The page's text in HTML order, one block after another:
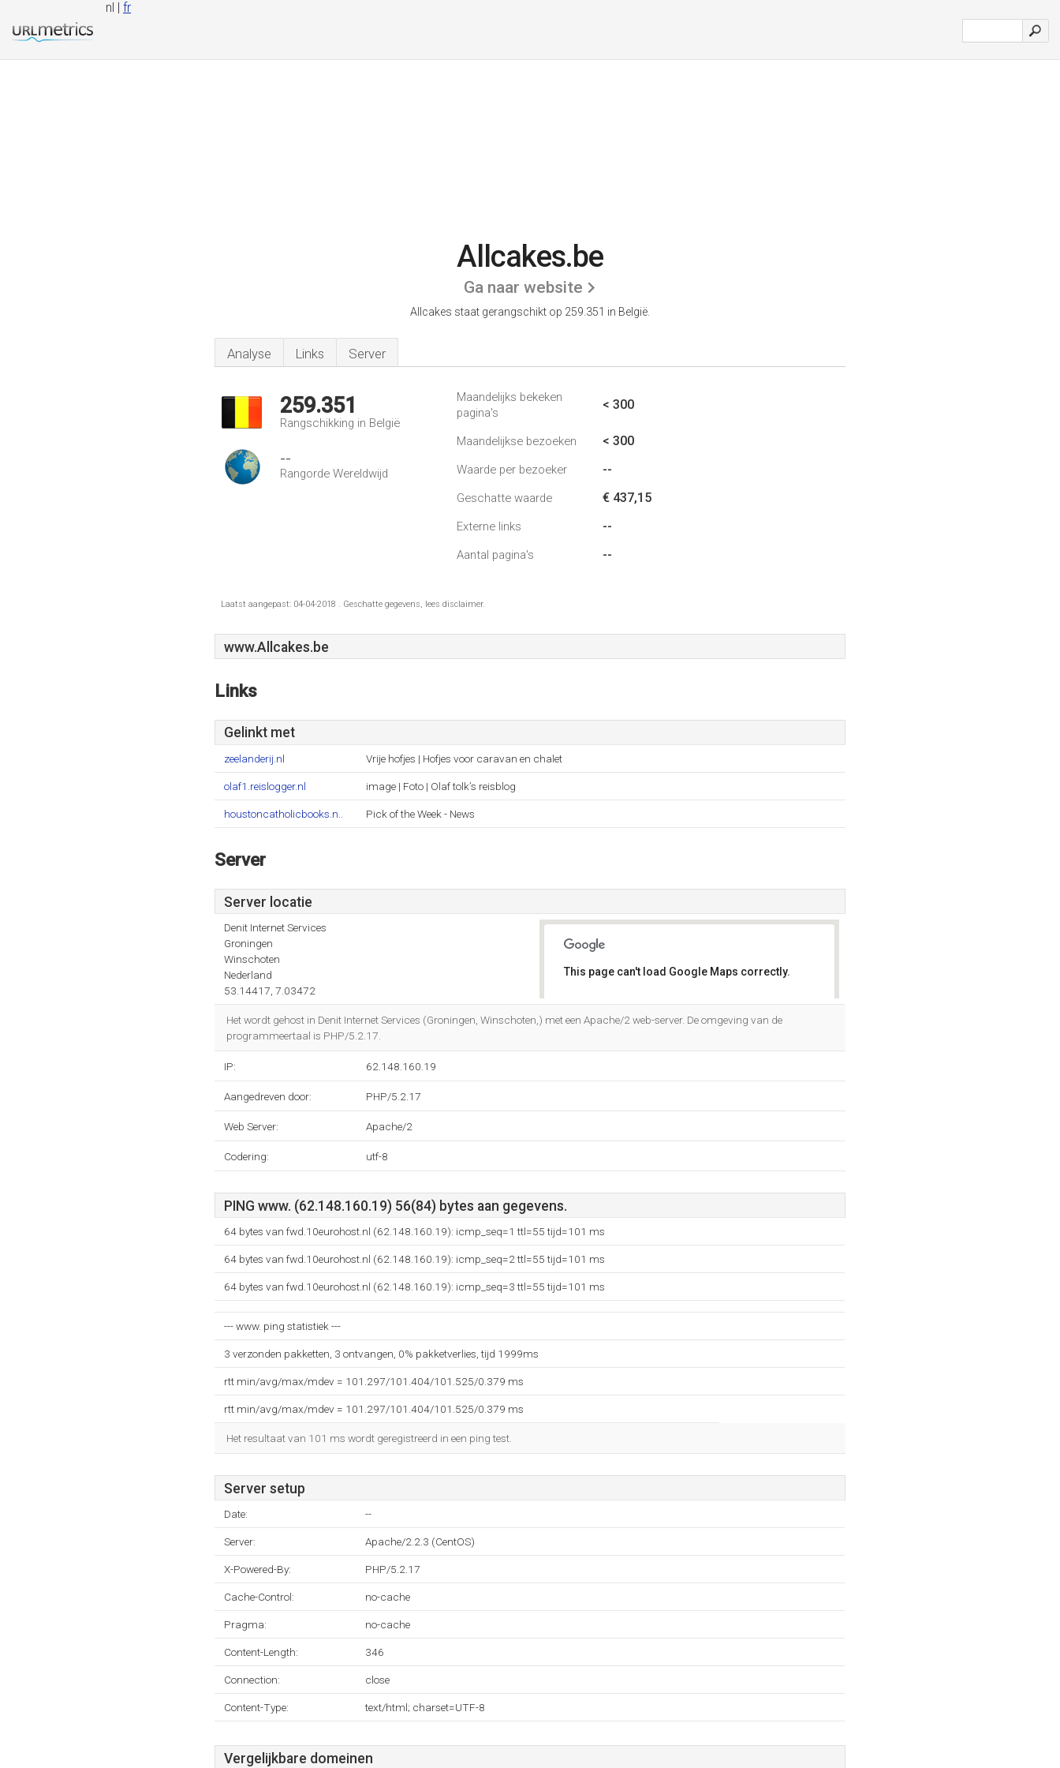
nl | fr
Allcakes.be
Ga naar website
Allcakes staat gerangschikt op 259.351 in België.
Analyse Links Server
259.351
Rangschikking in België
--
Rangorde Wereldwijd
Maandelijks bekeken
pagina's
< 300
Maandelijkse bezoeken < 300
Waarde per bezoeker --
Geschatte waarde € 437,15
Externe links --
Aantal pagina's --
Laatst aangepast: 04-04-2018 . Geschatte gegevens, lees disclaimer.
www.Allcakes.be
Links
Gelinkt met
zeelanderij.nl Vrije hofjes | Hofjes voor caravan en chalet
olaf1.reislogger.nl image | Foto | Olaf tolk’s reisblog
houstoncatholicbooks.n.. Pick of the Week - News
Server
Server locatie
Denit Internet Services
Groningen
Winschoten
Nederland
53.14417, 7.03472
This page can't load Google Maps correctly.
Het wordt gehost in Denit Internet Services (Groningen, Winschoten,) met een Apache/2 web-server. De omgeving van de
programmeertaal is PHP/5.2.17.
IP: 62.148.160.19
Aangedreven door: PHP/5.2.17
Web Server: Apache/2
Codering: utf-8
PING www. (62.148.160.19) 56(84) bytes aan gegevens.
64 bytes van fwd.10eurohost.nl (62.148.160.19): icmp_seq=1 ttl=55 tijd=101 ms
64 bytes van fwd.10eurohost.nl (62.148.160.19): icmp_seq=2 ttl=55 tijd=101 ms
64 bytes van fwd.10eurohost.nl (62.148.160.19): icmp_seq=3 ttl=55 tijd=101 ms
--- www. ping statistiek ---
3 verzonden pakketten, 3 ontvangen, 0% pakketverlies, tijd 1999ms
rtt min/avg/max/mdev = 101.297/101.404/101.525/0.379 ms
rtt min/avg/max/mdev = 101.297/101.404/101.525/0.379 ms
Het resultaat van 101 ms wordt geregistreerd in een ping test.
Server setup
Date: --
Server: Apache/2.2.3 (CentOS)
X-Powered-By: PHP/5.2.17
Cache-Control: no-cache
Pragma: no-cache
Content-Length: 346
Connection: close
Content-Type: text/html; charset=UTF-8
Vergelijkbare domeinen